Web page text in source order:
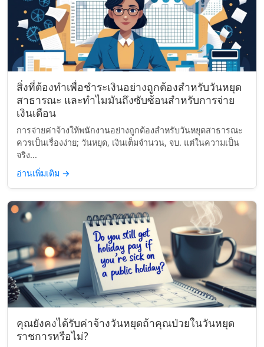
สิ่งที่ต้องทำเพื่อชำระเงินอย่างถูกต้องสำหรับวันหยุด
สาธารณะ และทำไมมันถึงซับซ้อนสำหรับการจ่าย
เงินเดือน
การจ่ายค่าจ้างให้พนักงานอย่างถูกต้องสำหรับวันหยุดสาธารณะ
ควรเป็นเรื่องง่าย; วันหยุด, เงินเต็มจำนวน, จบ. แต่ในความเป็น
จริง...
อ่านเพิ่มเติม →
คุณยังคงได้รับค่าจ้างวันหยุดถ้าคุณป่วยในวันหยุด
ราชการหรือไม่?